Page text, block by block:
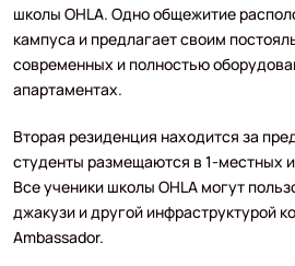
школы OHLA. Одно общежитие
кампуса и предлагает своим
современных и полностью
апартаментах.
Вторая резиденция находится за
студенты размещаются в 1-местных
Все ученики школы OHLA могут
джакузи и другой инфраструктурой
Ambassador.